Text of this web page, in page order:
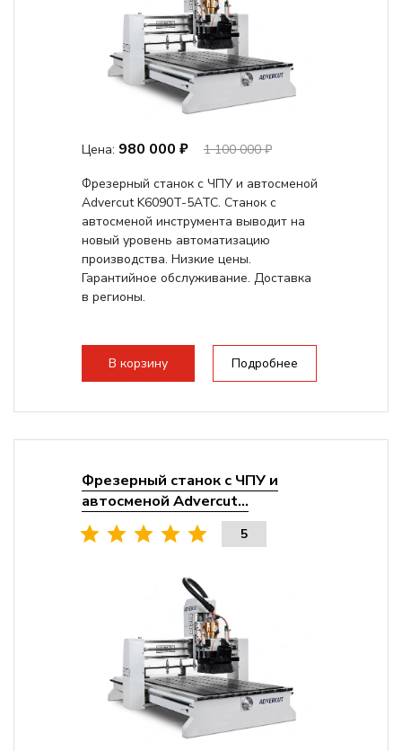
Цена: 980 000 ₽
1 100 000 ₽
Фрезерный станок с ЧПУ и автосменой
Advercut K6090T-5ATC. Станок с
автосменой инструмента выводит на
новый уровень автоматизацию
производства. Низкие цены.
Гарантийное обслуживание. Доставка
в регионы.
В корзину Подробнее
Фрезерный станок с ЧПУ и
автосменой Advercut...
5